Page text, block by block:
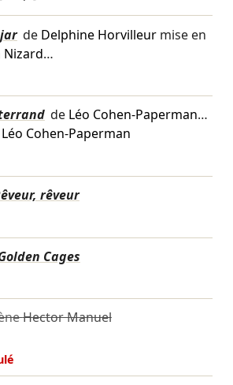
de Delphine Horvilleurmise en
Nizard…
de Léo Cohen-Paperman…
Léo Cohen-Paperman
rêveur
Cages
Hector Manuel